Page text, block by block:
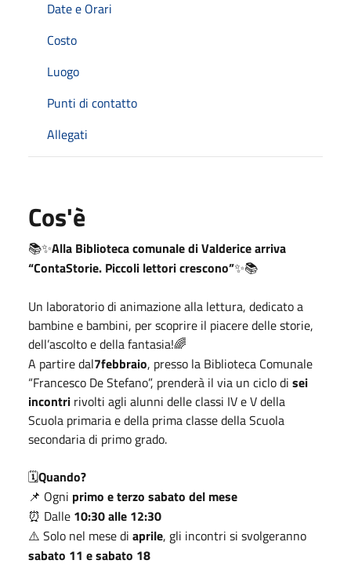
Date e Orari
Costo
Luogo
Punti di contatto
Allegati
Cos'è
📚✨Alla Biblioteca comunale di Valderice arriva
“ContaStorie. Piccoli lettori crescono”✨📚
Un laboratorio di animazione alla lettura, dedicato a
bambine e bambini, per scoprire il piacere delle storie,
dell’ascolto e della fantasia!🌈
A partire dal7febbraio, presso la Biblioteca Comunale
“Francesco De Stefano”, prenderà il via un ciclo di sei
incontri rivolti agli alunni delle classi IV e V della
Scuola primaria e della prima classe della Scuola
secondaria di primo grado.
🗓Quando?
📌 Ogni primo e terzo sabato del mese
⏰ Dalle 10:30 alle 12:30
⚠️ Solo nel mese di aprile, gli incontri si svolgeranno
sabato 11 e sabato 18